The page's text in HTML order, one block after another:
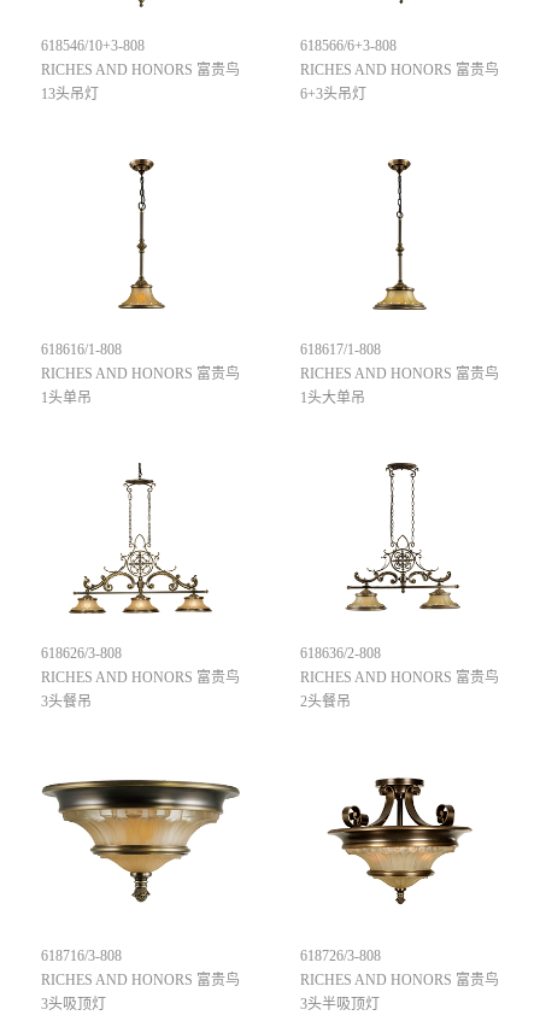
618546/10+3-808
RICHES AND HONORS 富贵鸟
13头吊灯
618566/6+3-808
RICHES AND HONORS 富贵鸟
6+3头吊灯
618616/1-808
RICHES AND HONORS 富贵鸟
1头单吊
618617/1-808
RICHES AND HONORS 富贵鸟
1头大单吊
618626/3-808
RICHES AND HONORS 富贵鸟
3头餐吊
618636/2-808
RICHES AND HONORS 富贵鸟
2头餐吊
618716/3-808
RICHES AND HONORS 富贵鸟
3头吸顶灯
618726/3-808
RICHES AND HONORS 富贵鸟
3头半吸顶灯